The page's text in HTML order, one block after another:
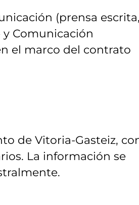
(prensa
Comunicación
el marco del contrato
de Vitoria-Gasteiz,
La información se